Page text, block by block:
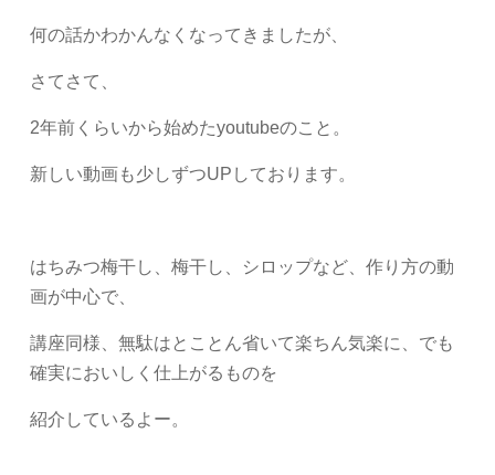
何の話かわかんなくなってきましたが、
さてさて、
2年前くらいから始めたyoutubeのこと。
新しい動画も少しずつUPしております。
はちみつ梅干し、梅干し、シロップなど、作り方の動
画が中心で、
講座同様、無駄はとことん省いて楽ちん気楽に、でも
確実においしく仕上がるものを
紹介しているよー。